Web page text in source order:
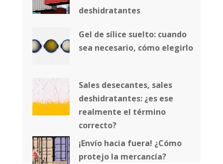
deshidratantes
Gel de sílice suelto: cuando
sea necesario, cómo elegirlo
Sales desecantes, sales
deshidratantes: ¿es ese
realmente el término
correcto?
¡Envío hacia fuera! ¿Cómo
protejo la mercancía?